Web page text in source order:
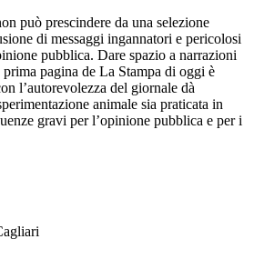
può prescindere da una selezione
di messaggi ingannatori e pericolosi
pubblica. Dare spazio a narrazioni
pagina de La Stampa di oggi è
l’autorevolezza del giornale dà
animale sia praticata in
gravi per l’opinione pubblica e per i